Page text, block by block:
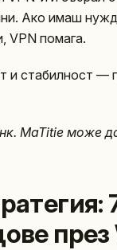
Ако имаш
VPN помага.
и стабилност —
MaTitie може